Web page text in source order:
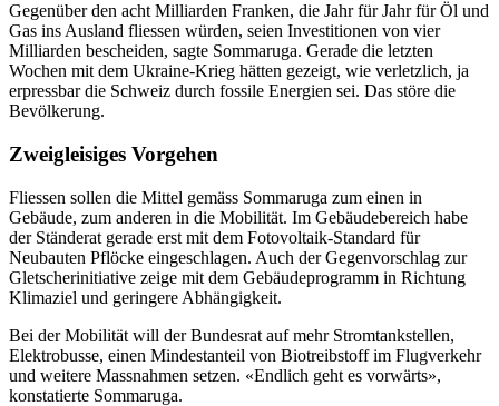
Gegenüber den acht Milliarden Franken, die Jahr für Jahr für Öl und
Gas ins Ausland fliessen würden, seien Investitionen von vier
Milliarden bescheiden, sagte Sommaruga. Gerade die letzten
Wochen mit dem Ukraine-Krieg hätten gezeigt, wie verletzlich, ja
erpressbar die Schweiz durch fossile Energien sei. Das störe die
Bevölkerung.
Zweigleisiges Vorgehen
Fliessen sollen die Mittel gemäss Sommaruga zum einen in
Gebäude, zum anderen in die Mobilität. Im Gebäudebereich habe
der Ständerat gerade erst mit dem Fotovoltaik-Standard für
Neubauten Pflöcke eingeschlagen. Auch der Gegenvorschlag zur
Gletscherinitiative zeige mit dem Gebäudeprogramm in Richtung
Klimaziel und geringere Abhängigkeit.
Bei der Mobilität will der Bundesrat auf mehr Stromtankstellen,
Elektrobusse, einen Mindestanteil von Biotreibstoff im Flugverkehr
und weitere Massnahmen setzen. «Endlich geht es vorwärts»,
konstatierte Sommaruga.